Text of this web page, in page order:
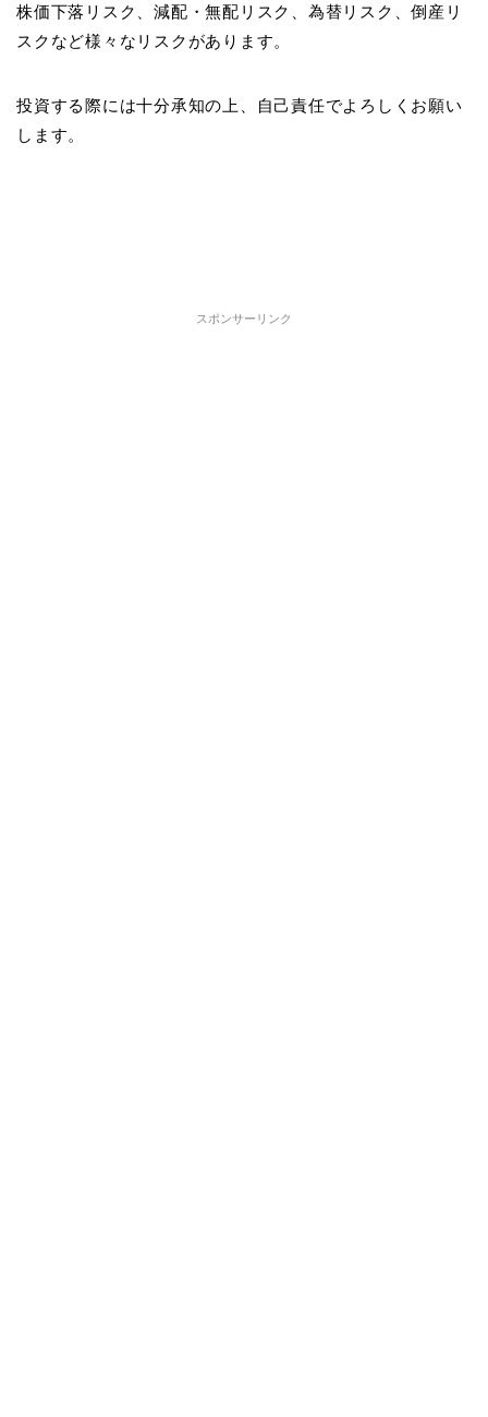
株価下落リスク、減配・無配リスク、為替リスク、倒産リ
スクなど様々なリスクがあります。
投資する際には十分承知の上、自己責任でよろしくお願い
します。
スポンサーリンク